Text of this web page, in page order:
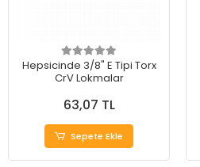
Hepsicinde 3/8" E Tipi Torx
CrV Lokmalar
63,07 TL
Sepete Ekle